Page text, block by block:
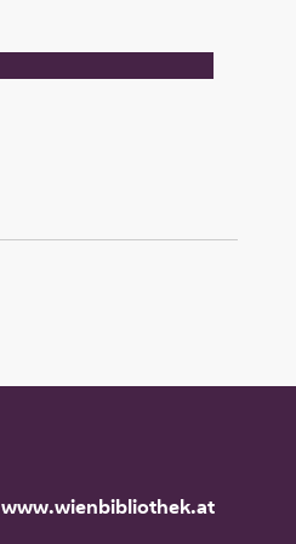
www.wienbibliothek.at